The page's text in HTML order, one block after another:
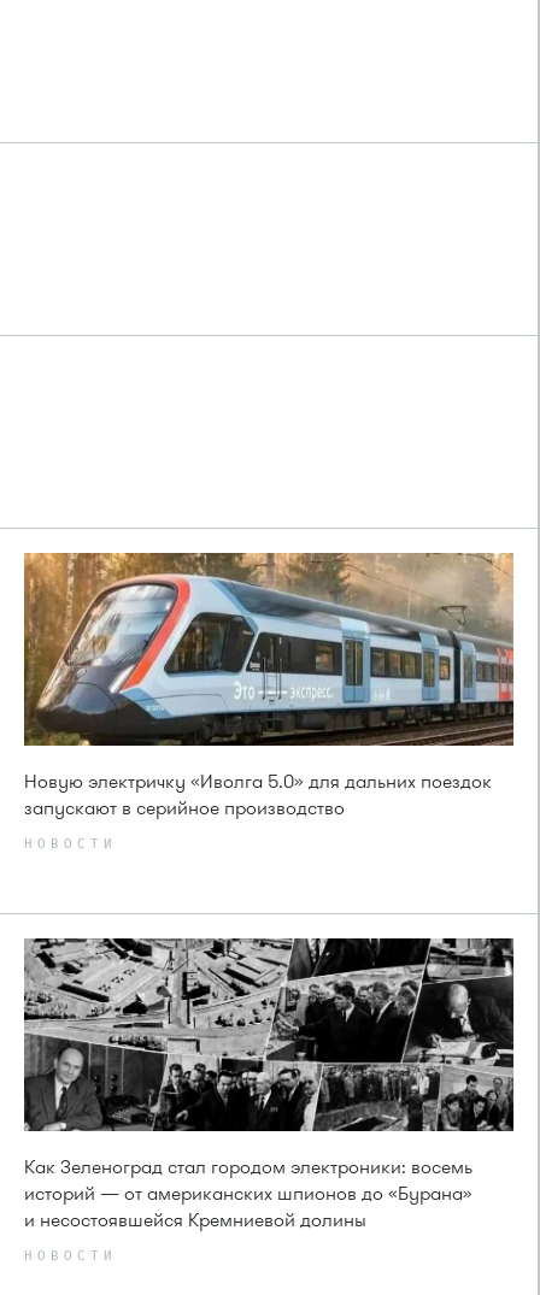
Новую электричку «Иволга 5.0» для дальних поездок
запускают в серийное производство
НОВОСТИ
Как Зеленоград стал городом электроники: восемь
историй — от американских шпионов до «Бурана»
и несостоявшейся Кремниевой долины
НОВОСТИ